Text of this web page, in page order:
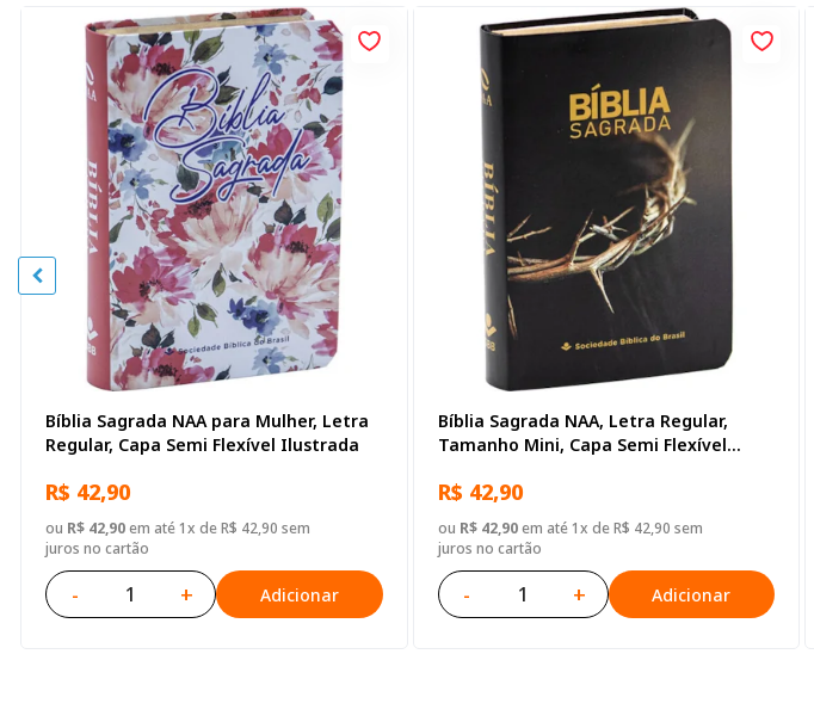
Bíblia Sagrada NAA para Mulher, Letra
Regular, Capa Semi Flexível Ilustrada
R$ 42,90
ou R$ 42,90em até 1x de R$ 42,90 sem
juros no cartão
- + Adicionar
Bíblia Sagrada NAA, Letra Regular,
Tamanho Mini, Capa Semi Flexível
R$ 42,90
ou R$ 42,90em até 1x de R$ 42,90 sem
juros no cartão
- + Adicionar